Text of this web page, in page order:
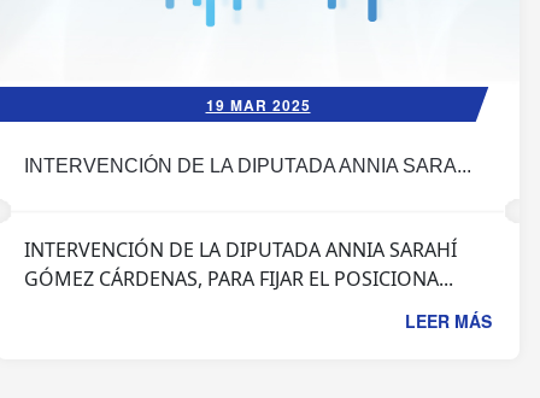
19 MAR 2025
INTERVENCIÓN DE LA DIPUTADA ANNIA SARA...
INTERVENCIÓN DE LA DIPUTADA ANNIA SARAHÍ
GÓMEZ CÁRDENAS, PARA FIJAR EL POSICIONA...
LEER MÁS